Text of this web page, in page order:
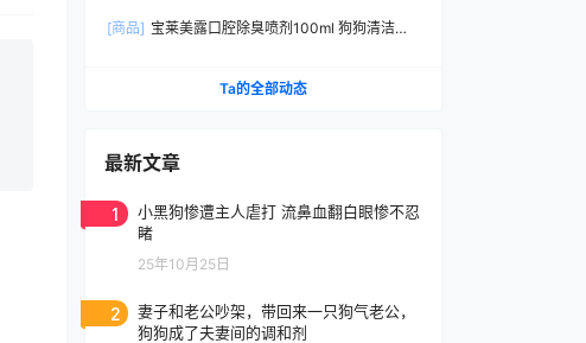
[商品] 宝莱美露口腔除臭喷剂100ml 狗狗清洁口
Ta的全部动态
最新文章
1
小黑狗惨遭主人虐打 流鼻血翻白眼惨不忍
睹
25年10月25日
2
妻子和老公吵架，带回来一只狗气老公，
狗狗成了夫妻间的调和剂